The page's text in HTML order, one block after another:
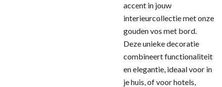
accent in jouw
interieurcollectie met onze
gouden vos met bord.
Deze unieke decoratie
combineert functionaliteit
en elegantie, ideaal voor in
je huis, of voor hotels,